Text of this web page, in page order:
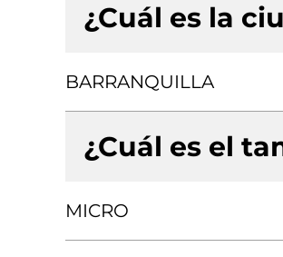
¿Cuál es la
BARRANQUILLA
¿Cuál es el
MICRO